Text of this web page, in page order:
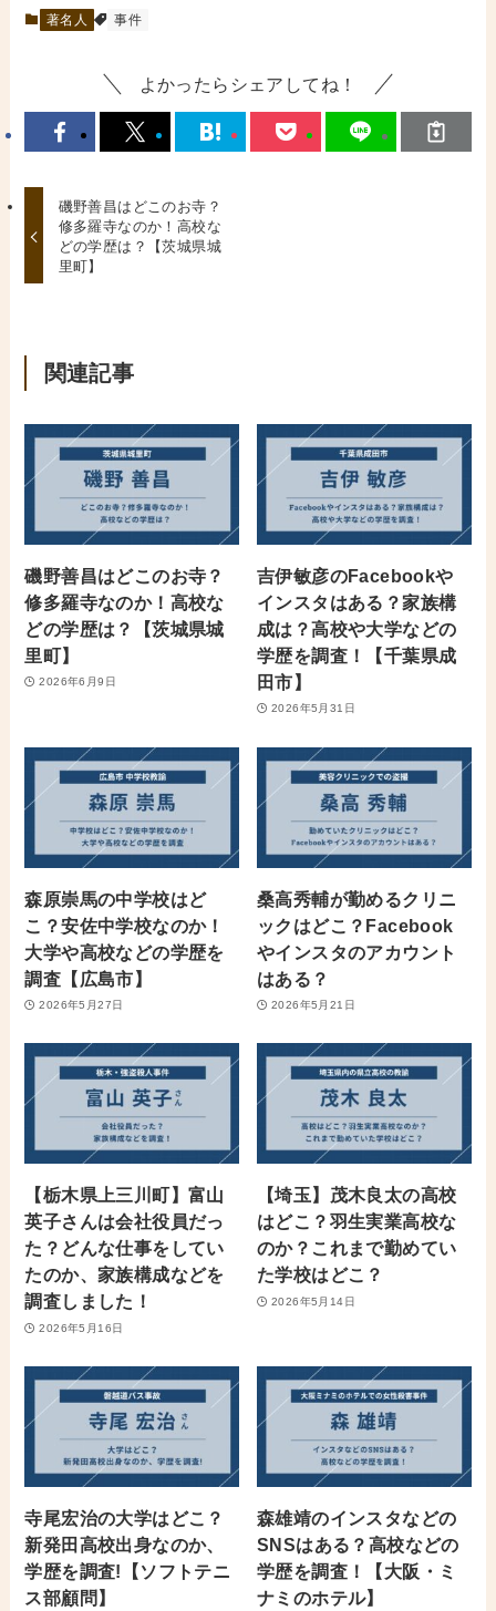
著名人 事件
よかったらシェアしてね！
磯野善昌はどこのお寺？
修多羅寺なのか！高校な
どの学歴は？【茨城県城
里町】
関連記事
磯野善昌はどこのお寺？
修多羅寺なのか！高校な
どの学歴は？【茨城県城
里町】
2026年6月9日
吉伊敏彦のFacebookや
インスタはある？家族構
成は？高校や大学などの
学歴を調査！【千葉県成
田市】
2026年5月31日
森原崇馬の中学校はど
こ？安佐中学校なのか！
大学や高校などの学歴を
調査【広島市】
2026年5月27日
桑高秀輔が勤めるクリニ
ックはどこ？Facebook
やインスタのアカウント
はある？
2026年5月21日
【栃木県上三川町】富山
英子さんは会社役員だっ
た？どんな仕事をしてい
たのか、家族構成などを
調査しました！
2026年5月16日
【埼玉】茂木良太の高校
はどこ？羽生実業高校な
のか？これまで勤めてい
た学校はどこ？
2026年5月14日
寺尾宏治の大学はどこ？
新発田高校出身なのか、
学歴を調査!【ソフトテニ
ス部顧問】
森雄靖のインスタなどの
SNSはある？高校などの
学歴を調査！【大阪・ミ
ナミのホテル】